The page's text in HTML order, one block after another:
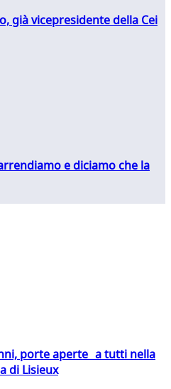
già vicepresidente della Cei
e diciamo che la
porte aperte a tutti nella
di Lisieux